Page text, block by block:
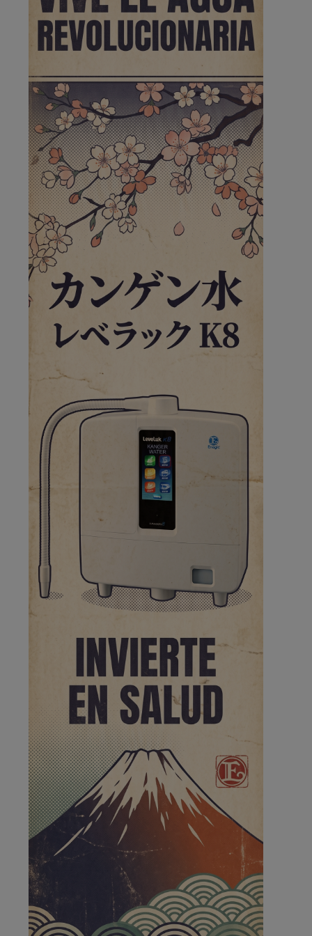
de la …
A ver si llega alguno que de verdad le importe la
Pozuelo de Alarcón
🔴 EXCLUSIVA | El comisario
de la …
Wayne Rooney era el comisario de pozuelo?
Pozuelo de Alarcón
🔴 EXCLUSIVA | El comisario
de la …